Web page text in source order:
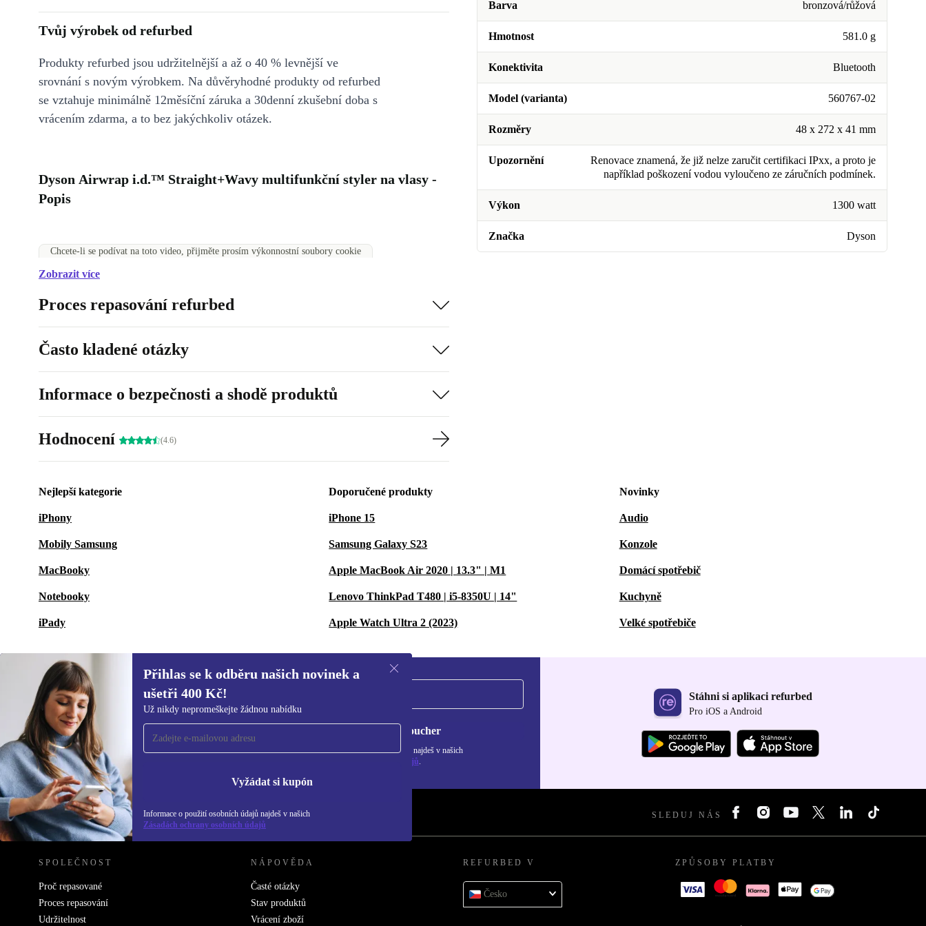
Barva bronzová/růžová
Hmotnost 581.0 g
Konektivita Bluetooth
Model (varianta) 560767-02
Rozměry 48 x 272 x 41 mm
Upozornění
Renovace znamená, že již nelze zaručit certifikaci IPxx, a proto je
například poškození vodou vyloučeno ze záručních podmínek.
Výkon 1300 watt
Značka Dyson
Tvůj výrobek od refurbed
Produkty refurbed jsou udržitelnější a až o 40 % levnější ve
srovnání s novým výrobkem. Na důvěryhodné produkty od refurbed
se vztahuje minimálně 12měsíční záruka a 30denní zkušební doba s
vrácením zdarma, a to bez jakýchkoliv otázek.
Dyson Airwrap i.d.™ Straight+Wavy multifunkční styler na vlasy -
Popis
Chcete-li se podívat na toto video, přijměte prosím výkonnostní soubory cookie
Zobrazit více
Proces repasování refurbed
Často kladené otázky
Informace o bezpečnosti a shodě produktů
Hodnocení (4.6)
Nejlepší kategorie
iPhony
Mobily Samsung
MacBooky
Notebooky
iPady
Doporučené produkty
iPhone 15
Samsung Galaxy S23
Apple MacBook Air 2020 | 13.3" | M1
Lenovo ThinkPad T480 | i5-8350U | 14"
Apple Watch Ultra 2 (2023)
Novinky
Audio
Konzole
Domácí spotřebič
Kuchyně
Velké spotřebiče
Přihlas se k odběru našich novinek a
ušetři 400 Kč!
Už nikdy nepromeškejte žádnou nabídku
Vyžádat si kupón
Informace o použití osobních údajů najdeš v našich
Zásadách ochrany osobních údajů
Přihlas se k odběru našich novinek a
ušetři 400 Kč!
Už nikdy nepromeškej žádnou nabídku.
Chci voucher
Informace o použití osobních údajů najdeš v našich
Zásadách ochrany osobních údajů.
Stáhni si aplikaci refurbed
Pro iOS a Android
REFURBED ČESKO - RETHINK NEW. SLEDUJ NÁS
SPOLEČNOST
Proč repasované
Proces repasování
Udržitelnost
NÁPOVĚDA
Časté otázky
Stav produktů
Vrácení zboží
REFURBED V
Česko
ZPŮSOBY PLATBY